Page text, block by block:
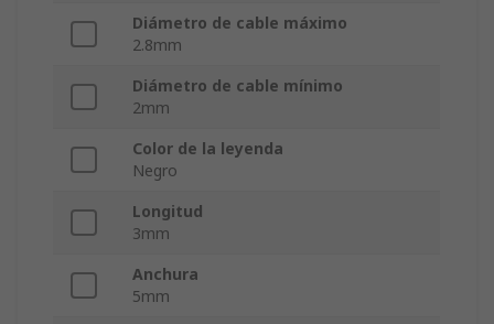
Diámetro de cable máximo
2.8mm
Diámetro de cable mínimo
2mm
Color de la leyenda
Negro
Longitud
3mm
Anchura
5mm